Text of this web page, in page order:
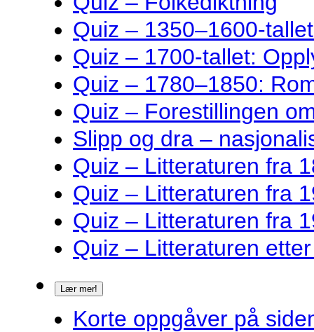
Quiz – 1350–1600-
Quiz – 1700-tallet:
Quiz – 1780–1850:
Quiz – Forestillingen
Slipp og dra –
Quiz – Litteraturen fra
Quiz – Litteraturen fra
Quiz – Litteraturen fra
Quiz – Litteraturen
Lær mer!
Korte oppgåver på